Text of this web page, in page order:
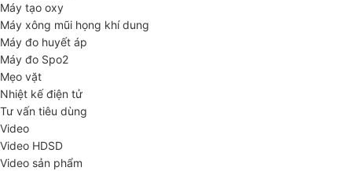
Máy tạo oxy
Máy xông mũi họng khí dung
Máy đo huyết áp
Máy đo Spo2
Mẹo vặt
Nhiệt kế điện tử
Tư vấn tiêu dùng
Video
Video HDSD
Video sản phẩm